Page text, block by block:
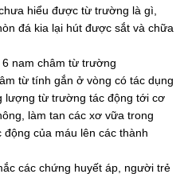
hiểu được từ trường là gì,
đá kia lại hút được sắt và chữa
nam châm từ trường
từ tính gắn ở vòng có tác dụng
lượng từ trường tác động tới cơ
làm tan các xơ vữa trong
của máu lên các thành
các chứng huyết áp, người trẻ